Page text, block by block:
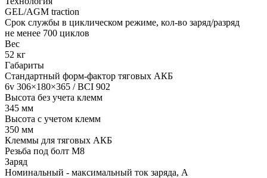
GEL/AGM traction
Срок службы в циклическом режиме, кол-во заряд/разряд
не менее 700 циклов
Вес
52 кг
Габариты
Стандартный форм-фактор тяговых АКБ
6v 306×180×365 / BCI 902
Высота без учета клемм
345 мм
Высота с учетом клемм
350 мм
Клеммы для тяговых АКБ
Резьба под болт М8
Заряд
Номинальный - максимальный ток заряда, А